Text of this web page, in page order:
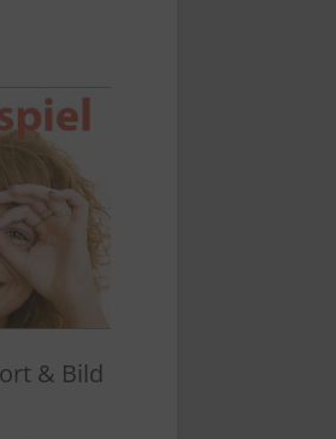
& Bild